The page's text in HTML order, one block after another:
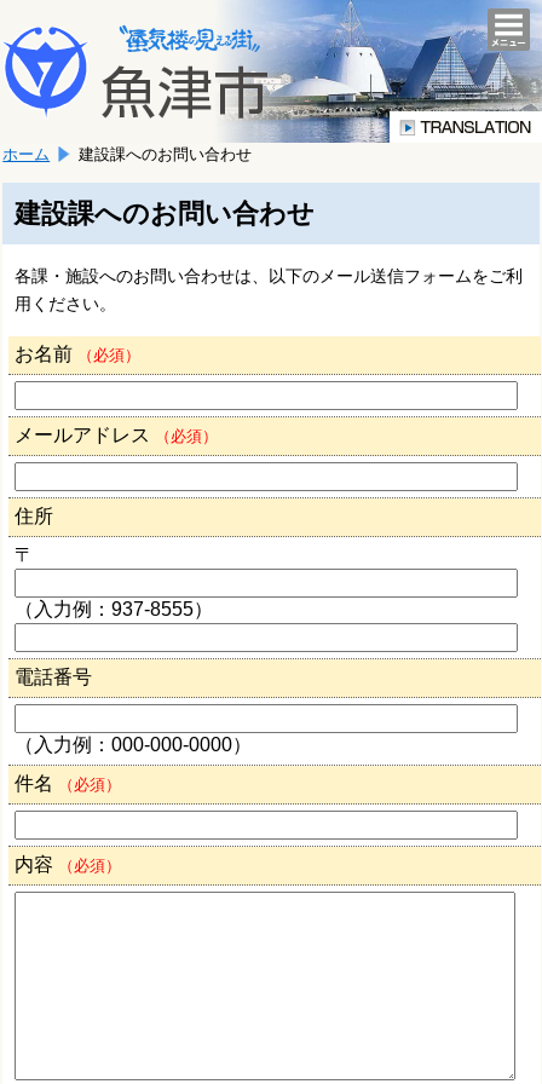
文
へ
移
ま
す。
こ
か
文
で
す。
ホーム 建設課へのお問い合わせ
建設課へのお問い合わせ
各課・施設へのお問い合わせは、以下のメール送信フォームをご利
用ください。
お名前 （必須）
メールアドレス （必須）
住所
〒
（入力例：937-8555）
電話番号
（入力例：000-000-0000）
件名
（必須）
内容 （必須）